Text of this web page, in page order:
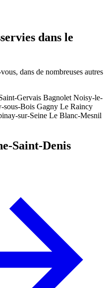
dans le
dans de nombreuses autres
Gervais Bagnolet Noisy-le-
sous-Bois Gagny Le Raincy
sur-Seine Le Blanc-Mesnil
Saint-Denis